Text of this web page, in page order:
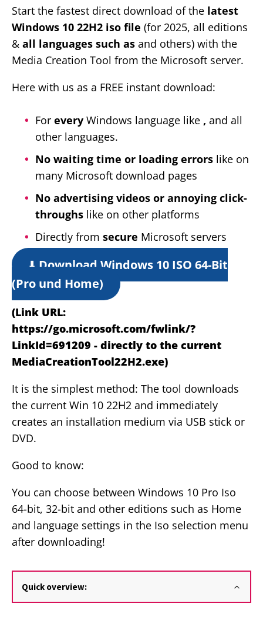
Start the fastest direct download of the latest
Windows 10 22H2 iso file (for 2025, all editions
& all languages such as and others) with the
Media Creation Tool from the Microsoft server.
Here with us as a FREE instant download:
For every Windows language like , and all
other languages.
No waiting time or loading errors like on
many Microsoft download pages
No advertising videos or annoying click-
throughs like on other platforms
Directly from secure Microsoft servers
⬇️ Download Windows 10 ISO 64-Bit
(Pro und Home)
(Link URL:
https://go.microsoft.com/fwlink/?
LinkId=691209 - directly to the current
MediaCreationTool22H2.exe)
It is the simplest method: The tool downloads
the current Win 10 22H2 and immediately
creates an installation medium via USB stick or
DVD.
Good to know:
You can choose between Windows 10 Pro Iso
64-bit, 32-bit and other editions such as Home
and language settings in the Iso selection menu
after downloading!
Quick overview: